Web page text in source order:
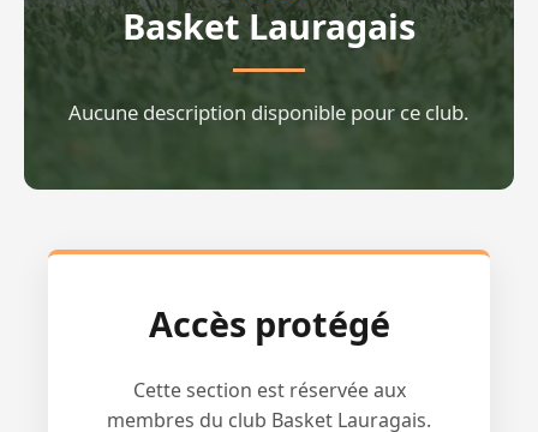
Basket Lauragais
Aucune description disponible pour ce club.
Accès protégé
Cette section est réservée aux
membres du club Basket Lauragais.